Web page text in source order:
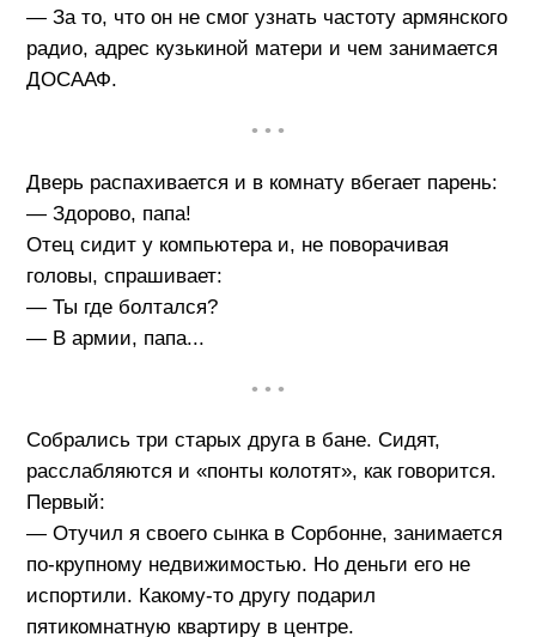
— За то, что он не смог узнать частоту армянского
радио, адрес кузькиной матери и чем занимается
ДОСААФ.
• • •
Дверь распахивается и в комнату вбегает парень:
— Здорово, папа!
Отец сидит у компьютера и, не поворачивая
головы, спрашивает:
— Ты где болтался?
— В армии, папа...
• • •
Собрались три старых друга в бане. Сидят,
расслабляются и «понты колотят», как говорится.
Первый:
— Отучил я своего сынка в Сорбонне, занимается
по-крупному недвижимостью. Но деньги его не
испортили. Какому-то другу подарил
пятикомнатную квартиру в центре.